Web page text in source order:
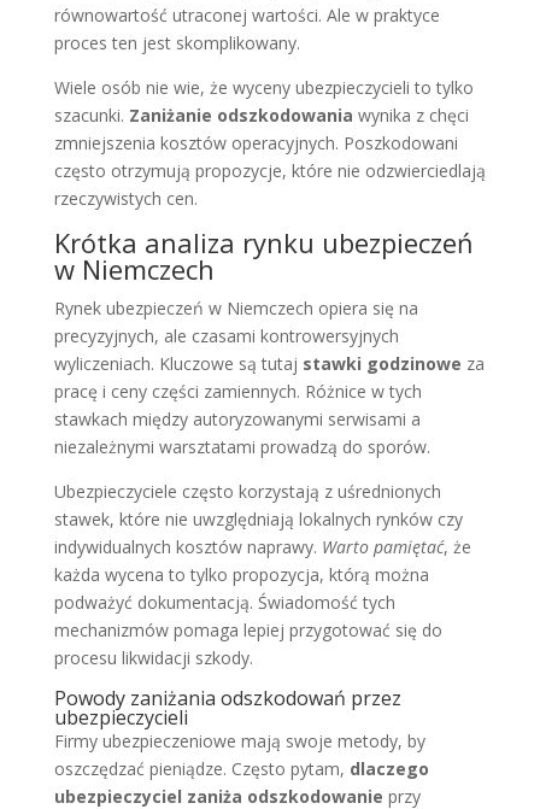
równowartość utraconej wartości. Ale w praktyce
proces ten jest skomplikowany.
Wiele osób nie wie, że wyceny ubezpieczycieli to tylko
szacunki. Zaniżanie odszkodowania wynika z chęci
zmniejszenia kosztów operacyjnych. Poszkodowani
często otrzymują propozycje, które nie odzwierciedlają
rzeczywistych cen.
Krótka analiza rynku ubezpieczeń
w Niemczech
Rynek ubezpieczeń w Niemczech opiera się na
precyzyjnych, ale czasami kontrowersyjnych
wyliczeniach. Kluczowe są tutaj stawki godzinowe za
pracę i ceny części zamiennych. Różnice w tych
stawkach między autoryzowanymi serwisami a
niezależnymi warsztatami prowadzą do sporów.
Ubezpieczyciele często korzystają z uśrednionych
stawek, które nie uwzględniają lokalnych rynków czy
indywidualnych kosztów naprawy. Warto pamiętać, że
każda wycena to tylko propozycja, którą można
podważyć dokumentacją. Świadomość tych
mechanizmów pomaga lepiej przygotować się do
procesu likwidacji szkody.
Powody zaniżania odszkodowań przez
ubezpieczycieli
Firmy ubezpieczeniowe mają swoje metody, by
oszczędzać pieniądze. Często pytam, dlaczego
ubezpieczyciel zaniża odszkodowanie przy